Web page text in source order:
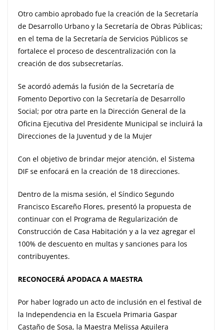
Otro cambio aprobado fue la creación de la Secretaría
de Desarrollo Urbano y la Secretaría de Obras Públicas;
en el tema de la Secretaría de Servicios Públicos se
fortalece el proceso de descentralización con la
creación de dos subsecretarías.
Se acordó además la fusión de la Secretaría de
Fomento Deportivo con la Secretaría de Desarrollo
Social; por otra parte en la Dirección General de la
Oficina Ejecutiva del Presidente Municipal se incluirá la
Direcciones de la Juventud y de la Mujer
Con el objetivo de brindar mejor atención, el Sistema
DIF se enfocará en la creación de 18 direcciones.
Dentro de la misma sesión, el Síndico Segundo
Francisco Escareño Flores, presentó la propuesta de
continuar con el Programa de Regularización de
Construcción de Casa Habitación y a la vez agregar el
100% de descuento en multas y sanciones para los
contribuyentes.
RECONOCERÁ APODACA A MAESTRA
Por haber logrado un acto de inclusión en el festival de
la Independencia en la Escuela Primaria Gaspar
Castaño de Sosa, la Maestra Melissa Aguilera